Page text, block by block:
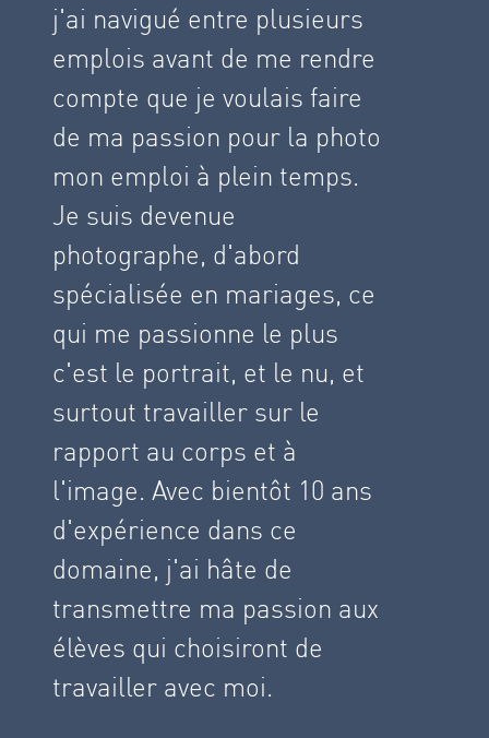
j'ai navigué entre plusieurs
emplois avant de me rendre
compte que je voulais faire
de ma passion pour la photo
mon emploi à plein temps.
Je suis devenue
photographe, d'abord
spécialisée en mariages, ce
qui me passionne le plus
c'est le portrait, et le nu, et
surtout travailler sur le
rapport au corps et à
l'image. Avec bientôt 10 ans
d'expérience dans ce
domaine, j'ai hâte de
transmettre ma passion aux
élèves qui choisiront de
travailler avec moi.